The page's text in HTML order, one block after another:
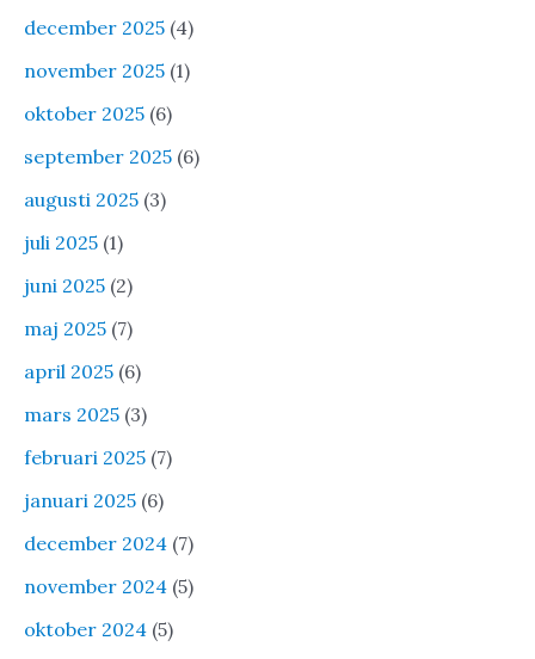
december 2025 (4)
november 2025 (1)
oktober 2025 (6)
september 2025 (6)
augusti 2025 (3)
juli 2025 (1)
juni 2025 (2)
maj 2025 (7)
april 2025 (6)
mars 2025 (3)
februari 2025 (7)
januari 2025 (6)
december 2024 (7)
november 2024 (5)
oktober 2024 (5)